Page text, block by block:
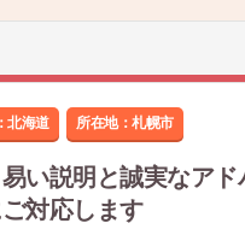
北海道 所在地： 札幌市
い説明と誠実なアド
対応します